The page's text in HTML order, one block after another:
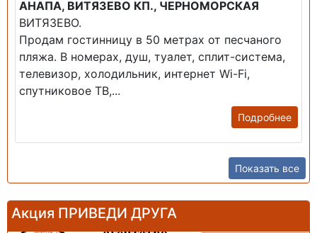
АНАПА, ВИТЯЗЕВО КП., ЧЕРНОМОРСКАЯ
ВИТЯЗЕВО.
Продам гостинницу в 50 метрах от песчаного
пляжа. В номерах, душ, туалет, сплит-система,
телевизор, холодильник, интернет Wi-Fi,
спутниковое ТВ,...
Подробнее
Показать все
Акция ПРИВЕДИ ДРУГА